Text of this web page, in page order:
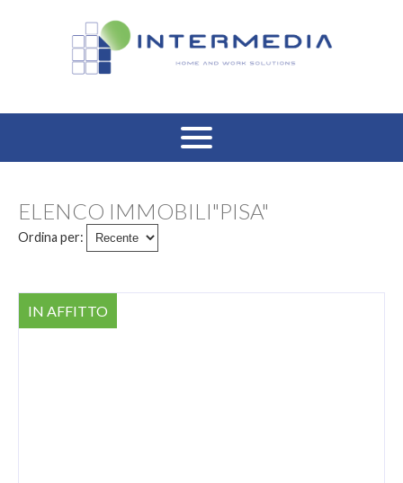
VENDITA RESIDENZIALE
VENDITA COMMERCIALE
ELENCO IMMOBILI"PISA"
Ordina per:
IN AFFITTO